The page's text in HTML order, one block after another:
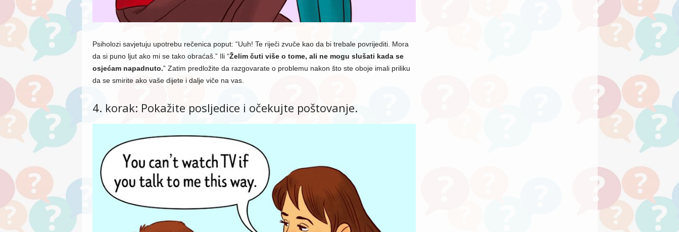
Psiholozi savjetuju upotrebu rečenica poput: “Uuh! Te riječi zvuče kao da bi trebale povrijediti. Mora
da si puno ljut ako mi se tako obraćaš.” Ili “Želim čuti više o tome, ali ne mogu slušati kada se
osjećam napadnuto.” Zatim predložite da razgovarate o problemu nakon što ste oboje imali priliku
da se smirite ako vaše dijete i dalje viče na vas.
4. korak: Pokažite posljedice i očekujte poštovanje.